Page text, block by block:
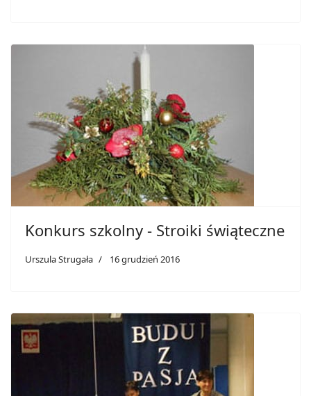
Konkurs szkolny - Stroiki świąteczne
Urszula Strugała 16 grudzień 2016